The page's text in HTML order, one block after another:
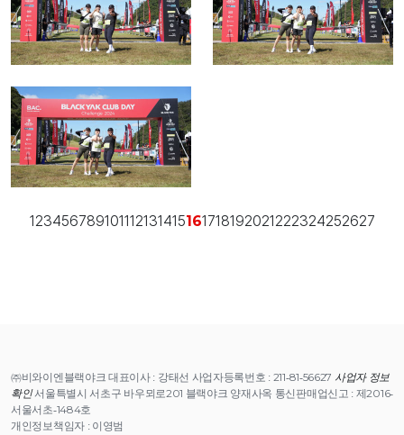
123456789101112131415161718192021222324252627
㈜비와이엔블랙야크 대표이사 : 강태선 사업자등록번호 : 211-81-56627 사업자 정보
확인서울특별시 서초구 바우뫼로201 블랙야크 양재사옥 통신판매업신고 : 제2016-
서울서초-1484호
개인정보책임자 : 이영범